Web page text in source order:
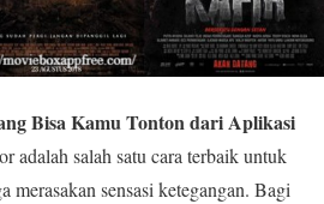
Bisa Kamu Tonton dari Aplikasi
adalah salah satu cara terbaik untuk
merasakan sensasi ketegangan. Bagi